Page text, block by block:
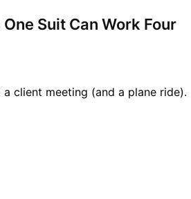
Suit Can Work Four
client meeting (and a plane ride).